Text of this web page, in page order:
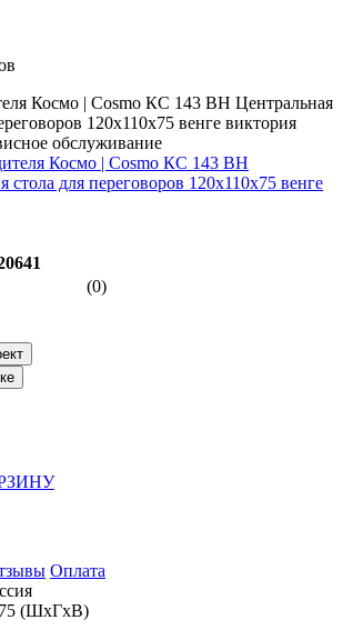
Космо | Cosmo КС 143 ВН Центральная
120x110x75 венге виктория
обслуживание
(0)
Оплата
(ШхГхВ)